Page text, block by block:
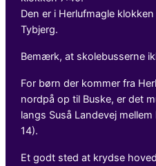
Den er i Herlufmagle
Tybjerg.
Bemærk, at skolebusserne
For børn der kommer fra
nordpå op til Buske, er det
langs Suså Landevej
14).
Et godt sted at krydse